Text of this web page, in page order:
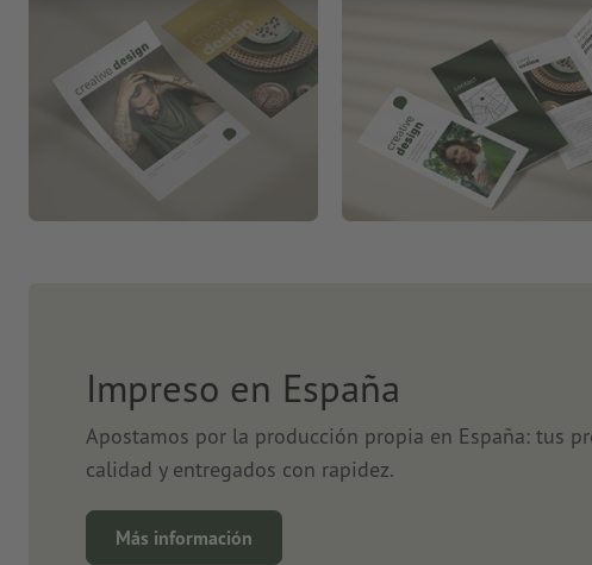
Impreso en España
Apostamos por la producción propia en España: tus
calidad y entregados con rapidez.
Más información